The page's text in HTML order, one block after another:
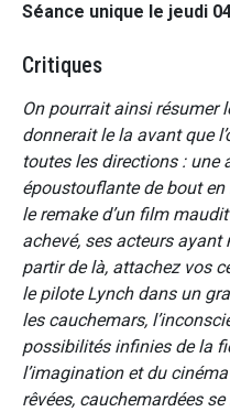
Séance unique le jeudi
Critiques
On pourrait ainsi résumer
donnerait le la avant que
toutes les directions : une
époustouflante de bout en
le remake d’un film
achevé, ses acteurs
partir de là, attachez vos
le pilote Lynch dans un
les cauchemars,
possibilités infinies de la
l’imagination et du
rêvées, cauchemardées